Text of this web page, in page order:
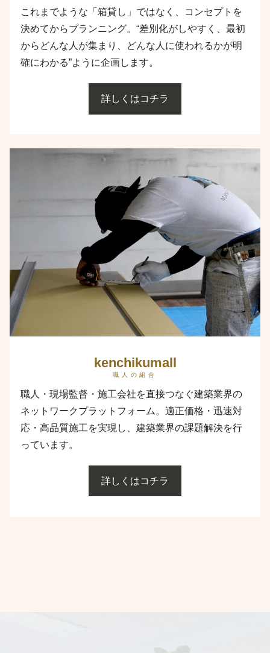
これまでような「箱貸し」ではなく、コンセプトを
決めてからプランニング。 “差別化がしやすく、最初
からどんな人が集まり、どんな人に使われるかが明
確にわかる”ように企画します。
詳しくはコチラ
kenchikumall
職人の組合
職人・現場監督・施工会社を直接つなぐ建築業界の
ネットワークプラットフォーム。適正価格・迅速対
応・高品質施工を実現し、建築業界の課題解決を行
っています。
詳しくはコチラ